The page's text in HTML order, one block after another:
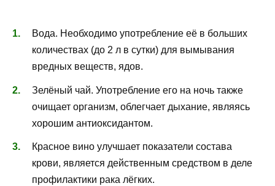
Вода. Необходимо употребление её в больших
количествах (до 2 л в сутки) для вымывания
вредных веществ, ядов.
Зелёный чай. Употребление его на ночь также
очищает организм, облегчает дыхание, являясь
хорошим антиоксидантом.
Красное вино улучшает показатели состава
крови, является действенным средством в деле
профилактики рака лёгких.